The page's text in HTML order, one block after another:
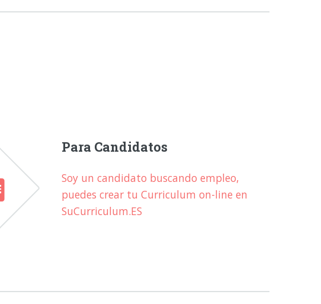
Para Candidatos
Soy un candidato buscando empleo,
puedes crear tu Curriculum on-line en
SuCurriculum.ES